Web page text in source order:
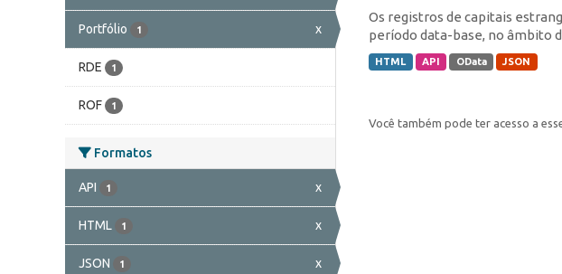
Portfólio 1 x
RDE 1
ROF 1
Formatos
API 1 x
HTML 1 x
JSON 1 x
Os registros de capitais
período data-base, no âmbito
HTML API OData JSON
Você também pode ter acesso a